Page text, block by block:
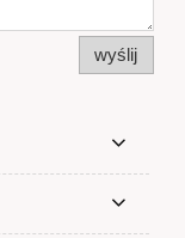
wyślij